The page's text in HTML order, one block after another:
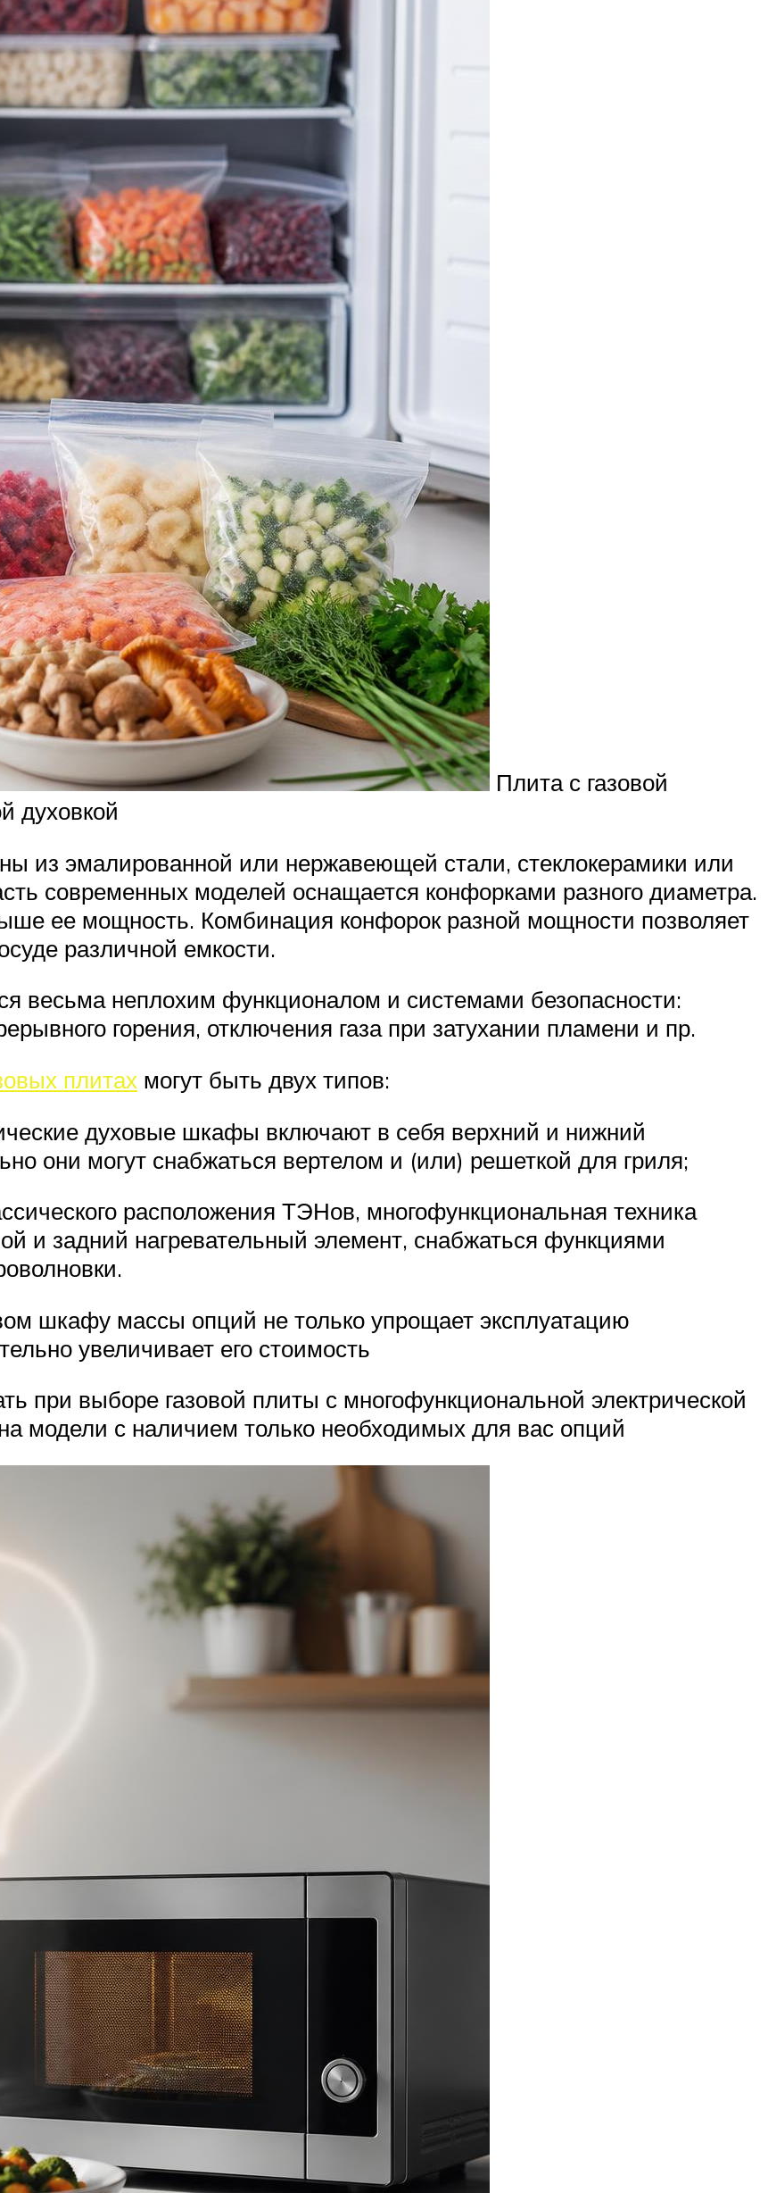
Плита с газовой
духовкой
из эмалированной или нержавеющей стали, стеклокерамики или
современных моделей оснащается конфорками разного диаметра.
ее мощность. Комбинация конфорок разной мощности позволяет
различной емкости.
весьма неплохим функционалом и системами безопасности:
горения, отключения газа при затухании пламени и пр.
плитах могут быть двух типов:
духовые шкафы включают в себя верхний и нижний
они могут снабжаться вертелом и (или) решеткой для гриля;
расположения ТЭНов, многофункциональная техника
и задний нагревательный элемент, снабжаться функциями
шкафу массы опций не только упрощает эксплуатацию
увеличивает его стоимость
при выборе газовой плиты с многофункциональной электрической
модели с наличием только необходимых для вас опций